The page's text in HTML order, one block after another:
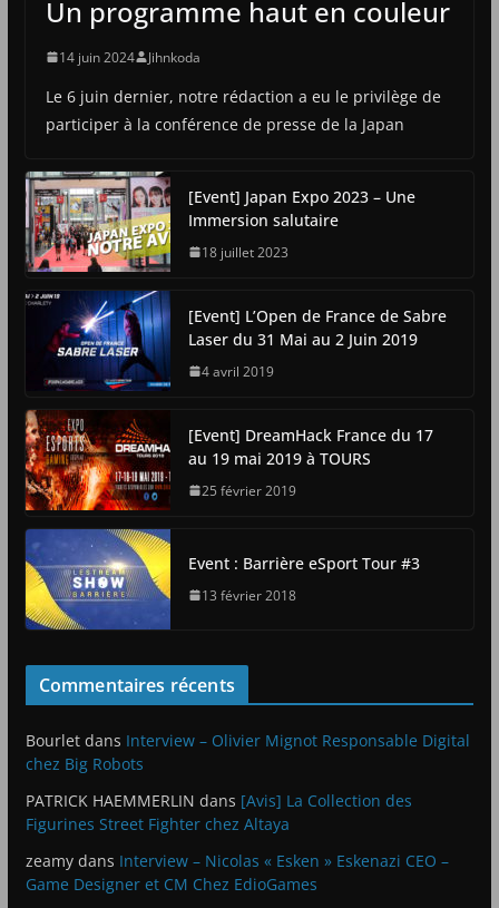
Un programme haut en couleur
14 juin 2024 Jihnkoda
Le 6 juin dernier, notre rédaction a eu le privilège de
participer à la conférence de presse de la Japan
[Event] Japan Expo 2023 – Une
Immersion salutaire
18 juillet 2023
[Event] L’Open de France de Sabre
Laser du 31 Mai au 2 Juin 2019
4 avril 2019
[Event] DreamHack France du 17
au 19 mai 2019 à TOURS
25 février 2019
Event : Barrière eSport Tour #3
13 février 2018
Commentaires récents
Bourletdans Interview – Olivier Mignot Responsable Digital
chez Big Robots
PATRICK HAEMMERLIN dans [Avis] La Collection des
Figurines Street Fighter chez Altaya
zeamydans Interview – Nicolas « Esken » Eskenazi CEO –
Game Designer et CM Chez EdioGames